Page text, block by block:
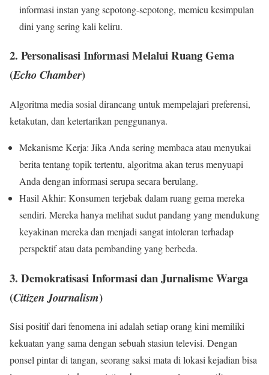
informasi instan yang sepotong-sepotong, memicu kesimpulan
dini yang sering kali keliru.
2. Personalisasi Informasi Melalui Ruang Gema
(Echo Chamber)
Algoritma media sosial dirancang untuk mempelajari preferensi,
ketakutan, dan ketertarikan penggunanya.
Mekanisme Kerja: Jika Anda sering membaca atau menyukai
berita tentang topik tertentu, algoritma akan terus menyuapi
Anda dengan informasi serupa secara berulang.
Hasil Akhir: Konsumen terjebak dalam ruang gema mereka
sendiri. Mereka hanya melihat sudut pandang yang mendukung
keyakinan mereka dan menjadi sangat intoleran terhadap
perspektif atau data pembanding yang berbeda.
3. Demokratisasi Informasi dan Jurnalisme Warga
(Citizen Journalism)
Sisi positif dari fenomena ini adalah setiap orang kini memiliki
kekuatan yang sama dengan sebuah stasiun televisi. Dengan
ponsel pintar di tangan, seorang saksi mata di lokasi kejadian bisa